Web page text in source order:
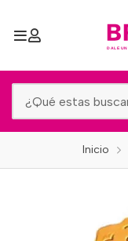
Inicio